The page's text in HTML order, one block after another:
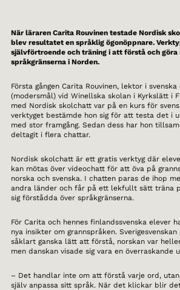
När läraren Carita Rouvinen testade Nordisk
blev resultatet en språklig ögonöppnare.
självförtroende och träning i att förstå och göra
språkgränserna i Norden.
Första gången Carita Rouvinen, lektor i
(modersmål) vid Winellska skolan i Kyrkslätt i
med Nordisk skolchatt var på en kurs för
verktyget bestämde hon sig för att testa det i
med stor framgång. Sedan dess har hon
deltagit i flera chattar.
Nordisk skolchatt är ett gratis verktyg där
kan mötas över videochatt för att öva på
norska och svenska. I chatten paras de ihop
andra länder och får på ett lekfullt sätt träna
sig förstådda över språkgränserna.
För Carita och hennes finlandssvenska elever
nya insikter om grannspråken. Sverigesvenskan
såklart ganska lätt att förstå, norskan var
men danskan visade sig vara en överraskande
– Det handlar inte om att förstå varje ord,
själv anpassa sitt språk. När det klickar blir